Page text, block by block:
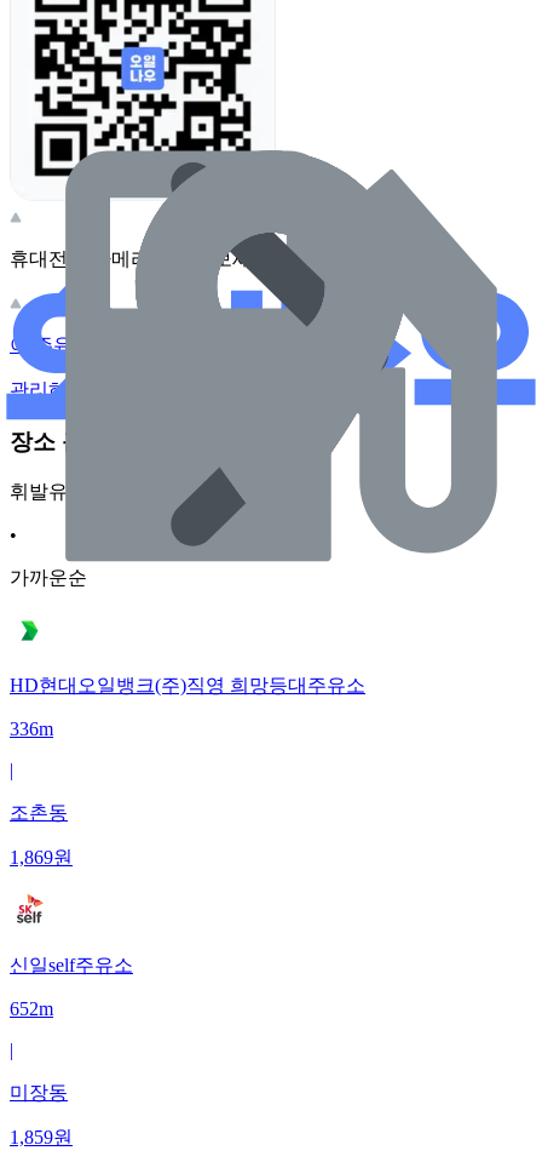
휴대전화 카메라로 찍어보세요
이 주유소의 사장님이신가요?
관리하기
장소 근처 주유소
휘발유
•
가까운순
HD현대오일뱅크(주)직영 희망등대주유소
336m
|
조촌동
1,869원
신일self주유소
652m
|
미장동
1,859원